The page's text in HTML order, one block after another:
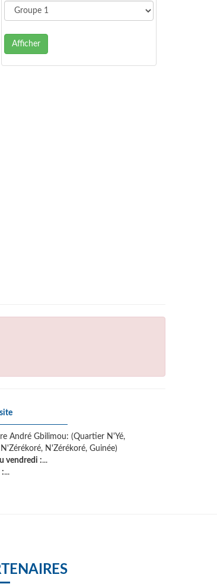
Afficher
André Gbilimou: (Quartier N'Yé,
N'Zérékoré, Guinée)
vendredi :...
:...